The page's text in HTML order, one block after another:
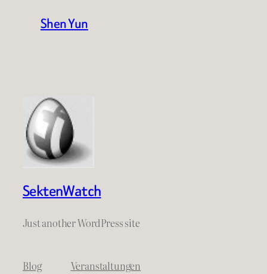
Shen Yun
SektenWatch
Just another WordPress site
Blog Veranstaltungen